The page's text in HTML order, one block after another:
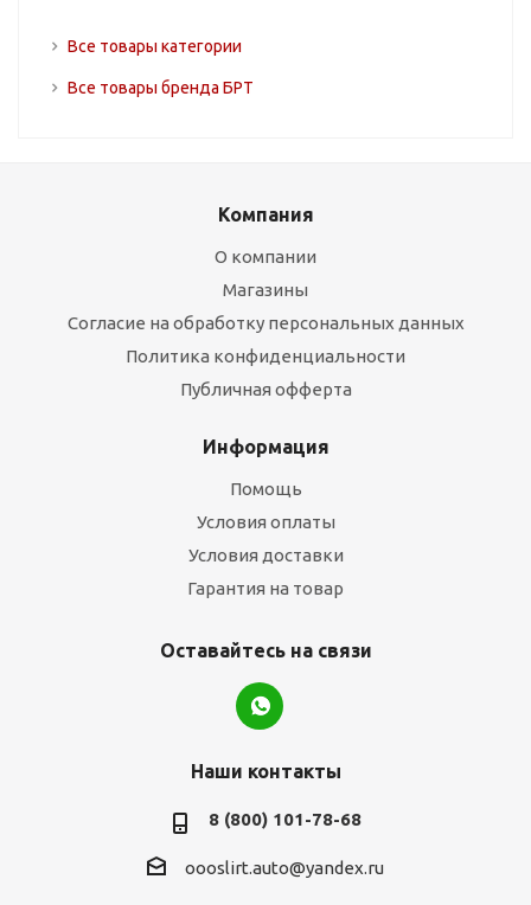
Все товары категории
Все товары бренда БРТ
Компания
О компании
Магазины
Согласие на обработку персональных данных
Политика конфиденциальности
Публичная офферта
Информация
Помощь
Условия оплаты
Условия доставки
Гарантия на товар
Оставайтесь на связи
Наши контакты
8 (800) 101-78-68
oooslirt.auto@yandex.ru